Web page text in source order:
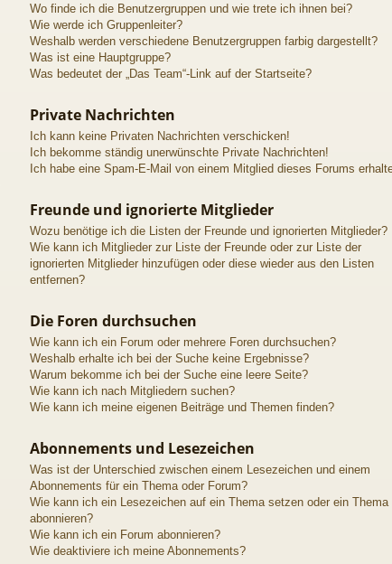
Wo finde ich die Benutzergruppen und wie trete ich ihnen bei?
Wie werde ich Gruppenleiter?
Weshalb werden verschiedene Benutzergruppen farbig dargestellt?
Was ist eine Hauptgruppe?
Was bedeutet der „Das Team“-Link auf der Startseite?
Private Nachrichten
Ich kann keine Privaten Nachrichten verschicken!
Ich bekomme ständig unerwünschte Private Nachrichten!
Ich habe eine Spam-E-Mail von einem Mitglied dieses Forums
Freunde und ignorierte Mitglieder
Wozu benötige ich die Listen der Freunde und ignorierten Mitglieder?
Wie kann ich Mitglieder zur Liste der Freunde oder zur Liste der
ignorierten Mitglieder hinzufügen oder diese wieder aus den Listen
entfernen?
Die Foren durchsuchen
Wie kann ich ein Forum oder mehrere Foren durchsuchen?
Weshalb erhalte ich bei der Suche keine Ergebnisse?
Warum bekomme ich bei der Suche eine leere Seite?
Wie kann ich nach Mitgliedern suchen?
Wie kann ich meine eigenen Beiträge und Themen finden?
Abonnements und Lesezeichen
Was ist der Unterschied zwischen einem Lesezeichen und einem
Abonnements für ein Thema oder Forum?
Wie kann ich ein Lesezeichen auf ein Thema setzen oder ein Thema
abonnieren?
Wie kann ich ein Forum abonnieren?
Wie deaktiviere ich meine Abonnements?